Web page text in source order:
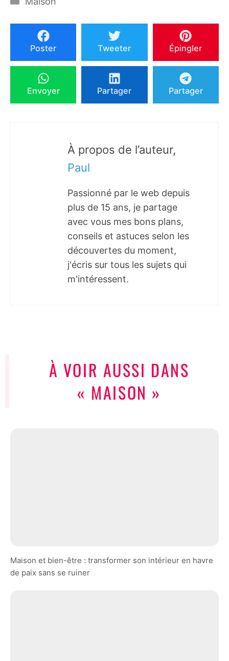
Poster Tweeter Épingler
Envoyer Partager Partager
À propos de l’auteur,
Paul
Passionné par le web depuis
plus de 15 ans, je partage
avec vous mes bons plans,
conseils et astuces selon les
découvertes du moment,
j'écris sur tous les sujets qui
m'intéressent.
À VOIR AUSSI DANS
« MAISON »
Maison et bien-être : transformer son intérieur en havre
de paix sans se ruiner